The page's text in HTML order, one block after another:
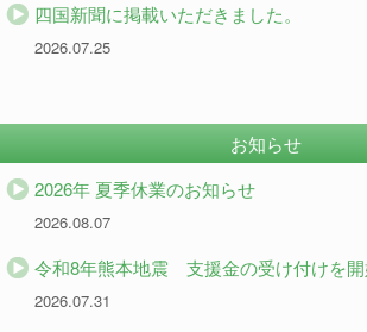
四国新聞に掲載いただきました。
2026.07.25
お知らせ
2026年 夏季休業のお知らせ
2026.08.07
令和8年熊本地震 支援金の受け付けを開
2026.07.31